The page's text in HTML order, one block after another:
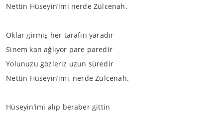
Nettin Hüseyin’imi nerde Zülcenah.
Oklar girmiş her tarafın yaradır
Sinem kan ağlıyor pare paredir
Yolunuzu gözleriz uzun süredir
Nettin Hüseyin’imi, nerde Zülcenah.
Hüseyin’imi alıp beraber gittin